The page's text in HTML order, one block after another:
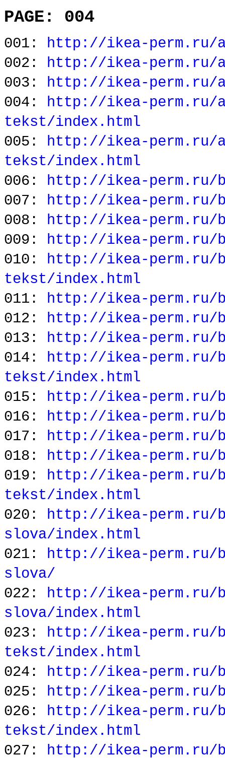
PAGE: 004
001: http://ikea-perm.ru/
002: http://ikea-perm.ru/
003: http://ikea-perm.ru/
004: http://ikea-perm.ru/
tekst/index.html
005: http://ikea-perm.ru/
tekst/index.html
006: http://ikea-perm.ru/
007: http://ikea-perm.ru/
008: http://ikea-perm.ru/
009: http://ikea-
010: http://ikea-perm.ru/
tekst/index.html
011: http://ikea-perm.ru/
012: http://ikea-perm.ru/
013: http://ikea-perm.ru/
014: http://ikea-perm.ru/
tekst/index.html
015: http://ikea-perm.ru/
016: http://ikea-perm.ru/
017: http://ikea-perm.ru/
018: http://ikea-perm.ru/
019: http://ikea-perm.ru/
tekst/index.html
020: http://ikea-perm.ru/
slova/index.html
021: http://ikea-
slova/
022: http://ikea-
slova/index.html
023: http://ikea-
tekst/index.html
024: http://ikea-perm.ru/
025: http://ikea-perm.ru/
026: http://ikea-perm.ru/
tekst/index.html
027: http://ikea-perm.ru/